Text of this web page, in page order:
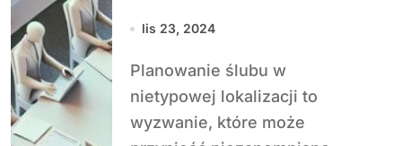
lokalizacji?
lis 23, 2024
Planowanie ślubu w
nietypowej lokalizacji to
wyzwanie, które może